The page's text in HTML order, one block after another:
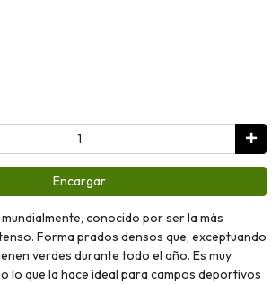
Encargar
conocido por ser la más
Forma prados densos que, exceptuando
verdes durante todo el año. Es muy
lo que la hace ideal para campos deportivos